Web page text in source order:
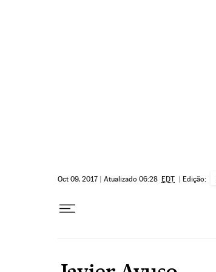
Oct 09, 2017 | Atualizado 06:28 EDT | Edição: